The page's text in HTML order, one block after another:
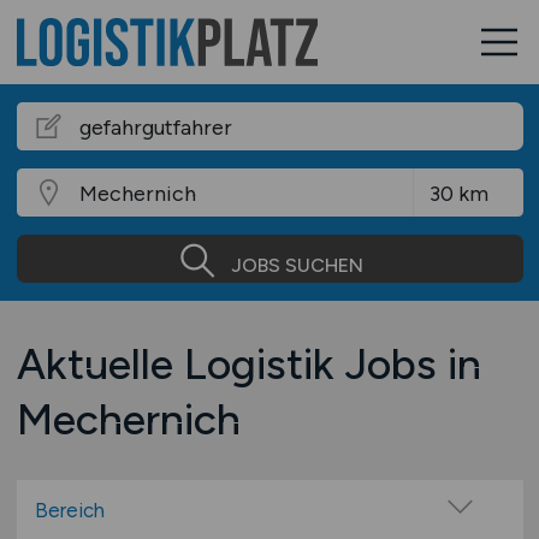
JOBS SUCHEN
Aktuelle Logistik Jobs in
Mechernich
Bereich